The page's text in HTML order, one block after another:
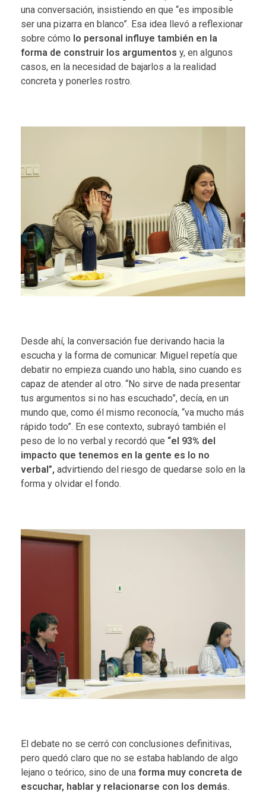
una conversación, insistiendo en que “es imposible
ser una pizarra en blanco”. Esa idea llevó a reflexionar
sobre cómo lo personal influye también en la
forma de construir los argumentos y, en algunos
casos, en la necesidad de bajarlos a la realidad
concreta y ponerles rostro.
Desde ahí, la conversación fue derivando hacia la
escucha y la forma de comunicar. Miguel repetía que
debatir no empieza cuando uno habla, sino cuando es
capaz de atender al otro. “No sirve de nada presentar
tus argumentos si no has escuchado”, decía, en un
mundo que, como él mismo reconocía, “va mucho más
rápido todo”. En ese contexto, subrayó también el
peso de lo no verbal y recordó que “el 93% del
impacto que tenemos en la gente es lo no
verbal”, advirtiendo del riesgo de quedarse solo en la
forma y olvidar el fondo.
El debate no se cerró con conclusiones definitivas,
pero quedó claro que no se estaba hablando de algo
lejano o teórico, sino de una forma muy concreta de
escuchar, hablar y relacionarse con los demás.